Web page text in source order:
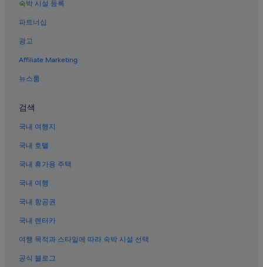
도쿄의 수영장이 있는 호텔
사쿠라다몬 역의 캡슐 호텔
긴자 역 근처 호텔
긴자의 전자레인지 구비 호텔
긴자의 Hokke Club 호텔
도쿄의 콘도
도쿄의 Best Western 호텔
유라쿠초의 5성급 호텔
도쿄의 바닷가 호텔
도쿄의 Daiwa Roynet Hotels
신바시의 Keihan 호텔
도쿄의 스키 호텔
도쿄의 온수 욕조가 있는 호텔
숙박 시설 등록
파트너십
광고
Affiliate Marketing
뉴스룸
검색
국내 여행지
국내 호텔
국내 휴가용 주택
국내 여행
국내 항공권
국내 렌터카
여행 목적과 스타일에 따라 숙박 시설 선택
공식 블로그